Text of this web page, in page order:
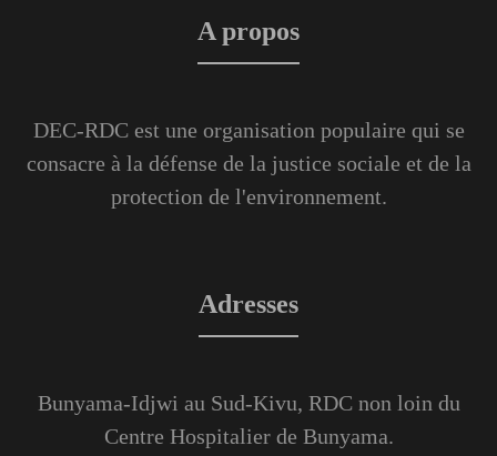
A propos
DEC-RDC est une organisation populaire qui se
consacre à la défense de la justice sociale et de la
protection de l'environnement.
Adresses
Bunyama-Idjwi au Sud-Kivu, RDC non loin du
Centre Hospitalier de Bunyama.